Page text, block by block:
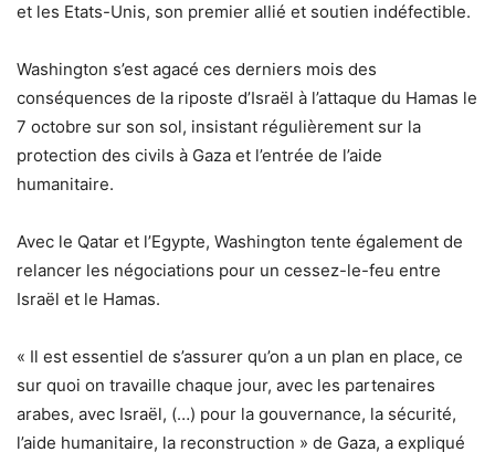
et les Etats-Unis, son premier allié et soutien indéfectible.
Washington s’est agacé ces derniers mois des
conséquences de la riposte d’Israël à l’attaque du Hamas le
7 octobre sur son sol, insistant régulièrement sur la
protection des civils à Gaza et l’entrée de l’aide
humanitaire.
Avec le Qatar et l’Egypte, Washington tente également de
relancer les négociations pour un cessez-le-feu entre
Israël et le Hamas.
« Il est essentiel de s’assurer qu’on a un plan en place, ce
sur quoi on travaille chaque jour, avec les partenaires
arabes, avec Israël, (…) pour la gouvernance, la sécurité,
l’aide humanitaire, la reconstruction » de Gaza, a expliqué